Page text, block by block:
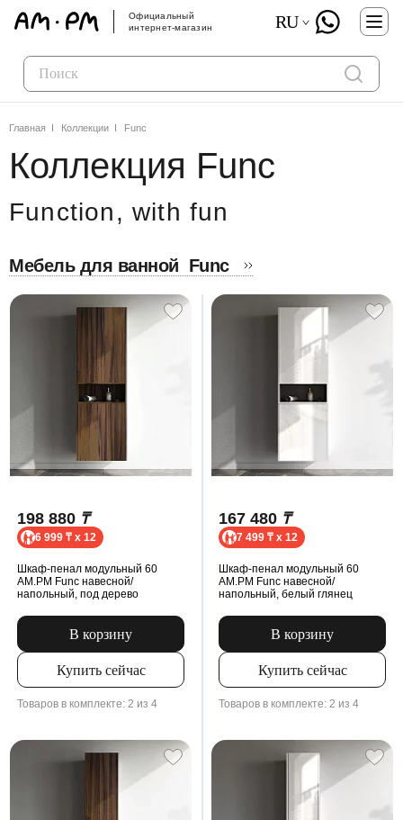
Официальный
интернет-магазин
RU
Главная Коллекции Func
Коллекция Func
Function, with fun
Мебель для ванной Func
198 880 ₸
6 999 ₸ x 12
Шкаф-пенал модульный 60
AM.PM Func навесной/
напольный, под дерево
В корзину
Купить сейчас
Товаров в комплекте: 2 из 4
167 480 ₸
7 499 ₸ x 12
Шкаф-пенал модульный 60
AM.PM Func навесной/
напольный, белый глянец
В корзину
Купить сейчас
Товаров в комплекте: 2 из 4